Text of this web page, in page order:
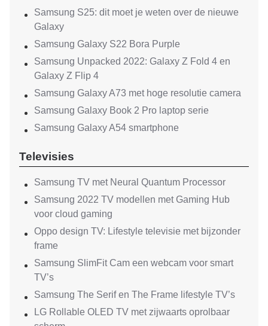
Samsung S25: dit moet je weten over de nieuwe
Galaxy
Samsung Galaxy S22 Bora Purple
Samsung Unpacked 2022: Galaxy Z Fold 4 en
Galaxy Z Flip 4
Samsung Galaxy A73 met hoge resolutie camera
Samsung Galaxy Book 2 Pro laptop serie
Samsung Galaxy A54 smartphone
Televisies
Samsung TV met Neural Quantum Processor
Samsung 2022 TV modellen met Gaming Hub
voor cloud gaming
Oppo design TV: Lifestyle televisie met bijzonder
frame
Samsung SlimFit Cam een webcam voor smart
TV’s
Samsung The Serif en The Frame lifestyle TV’s
LG Rollable OLED TV met zijwaarts oprolbaar